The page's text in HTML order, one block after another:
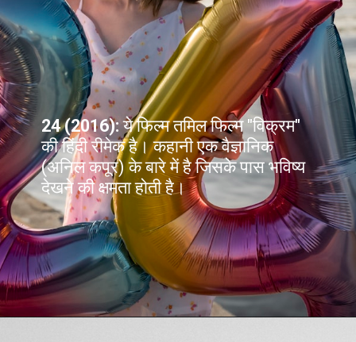
24 (2016):ये फिल्म तमिल फिल्म "विक्रम"
की हिंदी रीमेक है। कहानी एक वैज्ञानिक
(अनिल कपूर) के बारे में है जिसके पास भविष्य
देखने की क्षमता होती है।